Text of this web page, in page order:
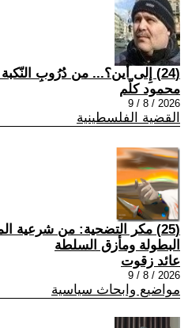
(24) إِلى أين؟... من دُرُوبِ النّكبة إِلى حُلمِ العودة
محمود كلّم
2026 / 8 / 9
القضية الفلسطينية
(25) مكر التضحية: من شرعية
البطولة ومأزق السلطة
عائد زقوت
2026 / 8 / 9
مواضيع وابحاث سياسية